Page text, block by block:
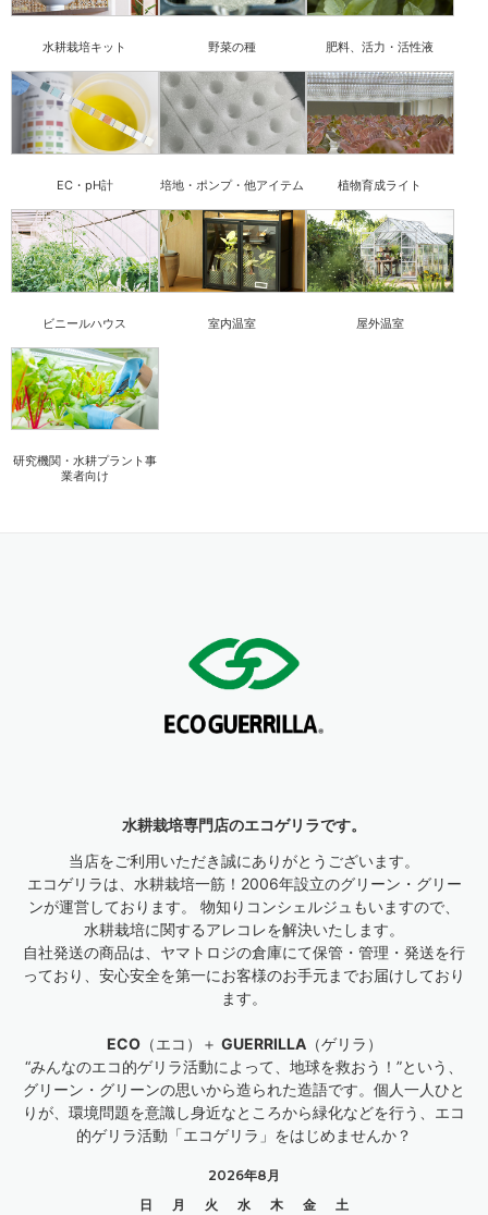
水耕栽培キット 野菜の種 肥料、活力・活性液
EC・pH計 培地・ポンプ・他アイテム 植物育成ライト
ビニールハウス 室内温室 屋外温室
研究機関・水耕プラント事
業者向け
水耕栽培専門店のエコゲリラです。
当店をご利用いただき誠にありがとうございます。
エコゲリラは、水耕栽培一筋！2006年設立のグリーン・グリー
ンが運営しております。 物知りコンシェルジュもいますので、
水耕栽培に関するアレコレを解決いたします。
自社発送の商品は、ヤマトロジの倉庫にて保管・管理・発送を行
っており、安心安全を第一にお客様のお手元までお届けしており
ます。
ECO（エコ）＋ GUERRILLA（ゲリラ）
“みんなのエコ的ゲリラ活動によって、地球を救おう！”という、
グリーン・グリーンの思いから造られた造語です。個人一人ひと
りが、環境問題を意識し身近なところから緑化などを行う、エコ
的ゲリラ活動「エコゲリラ」をはじめませんか？
2026年8月
日
月 火 水 木 金
土